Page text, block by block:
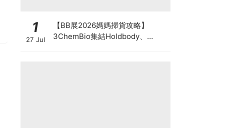
1
27 Jul
【BB展2026媽媽掃貨攻略】
3ChemBio集結Holdbody、